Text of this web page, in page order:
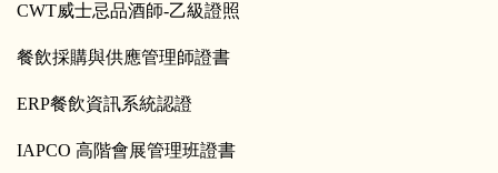
CWT威士忌品酒師-乙級證照
餐飲採購與供應管理師證書
ERP餐飲資訊系統認證
IAPCO 高階會展管理班證書